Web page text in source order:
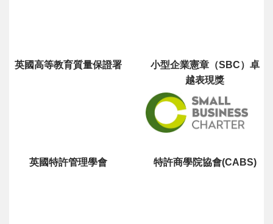
英國高等教育質量保證署
小型企業憲章（SBC）卓
越表現獎
英國特許管理學會 特許商學院協會(CABS)